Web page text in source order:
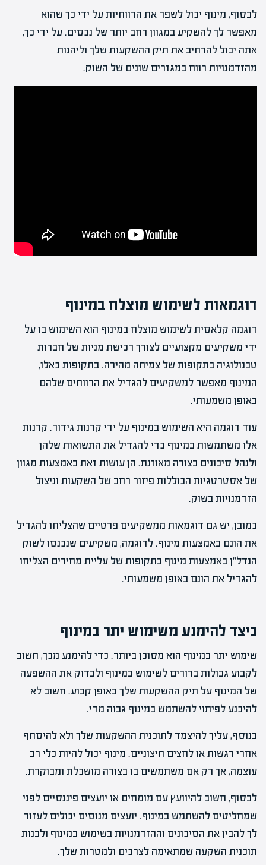
לבסוף, מינוף יכול לשפר את הרווחיות על ידי כך שהוא
מאפשר לך להשקיע במגוון רחב יותר של נכסים. על ידי כך,
אתה יכול להרחיב את תיק ההשקעות שלך וליהנות
מהזדמנויות רווח במגזרים שונים של השוק.
דוגמאות לשימוש מוצלח במינוף
דוגמה קלאסית לשימוש מוצלח במינוף הוא השימוש בו על
ידי משקיעים מקצועיים לצורך רכישת מניות של חברות
טכנולוגיה בתקופות של צמיחה מהירה. בתקופות כאלו,
המינוף מאפשר למשקיעים להגדיל את הרווחים שלהם
באופן משמעותי.
עוד דוגמה היא השימוש במינוף על ידי קרנות גידור. קרנות
אלו משתמשות במינוף כדי להגדיל את התשואות שלהן
ולנהל סיכונים בצורה מאוזנת. הן עושות זאת באמצעות מגוון
של אסטרטגיות הכוללות פיזור רחב של השקעות וניצול
הזדמנויות בשוק.
כמובן, יש גם דוגמאות ממשקיעים פרטיים שהצליחו להגדיל
את הונם באמצעות מינוף. לדוגמה, משקיעים שנכנסו לשוק
הנדל"ן באמצעות מינוף בתקופות של עליית מחירים הצליחו
להגדיל את הונם באופן משמעותי.
כיצד להימנע משימוש יתר במינוף
שימוש יתר במינוף הוא מסוכן ביותר. כדי להימנע מכך, חשוב
לקבוע גבולות ברורים לשימוש במינוף ולבדוק את ההשפעה
של המינוף על תיק ההשקעות שלך באופן קבוע. חשוב לא
להיכנע לפיתוי להשתמש במינוף גבוה מדי.
בנוסף, עליך להיצמד לתוכנית ההשקעות שלך ולא להיסחף
אחרי רגשות או לחצים חיצוניים. מינוף יכול להיות כלי רב
עוצמה, אך רק אם משתמשים בו בצורה מושכלת ומבוקרת.
לבסוף, חשוב להיוועץ עם מומחים או יועצים פיננסיים לפני
שמחליטים להשתמש במינוף. יועצים מנוסים יכולים לעזור
לך להבין את הסיכונים וההזדמנויות בשימוש במינוף ולבנות
תוכנית השקעה שמתאימה לצרכים ולמטרות שלך.